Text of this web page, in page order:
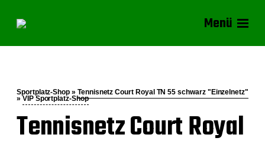
Menü
Sportplatz-Shop » Tennisnetz Court Royal TN 55 schwarz "Einzelnetz"
»VIP Sportplatz-Shop
Tennisnetz Court Royal